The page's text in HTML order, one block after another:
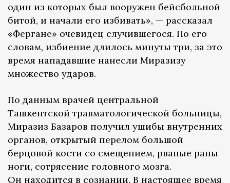
один из которых был вооружен бейсбольной
битой, и начали его избивать», — рассказал
«Фергане» очевидец случившегося. По его
словам, избиение длилось минуты три, за это
время нападавшие нанесли Миразизу
множество ударов.
По данным врачей центральной
Ташкентской травматологической больницы,
Миразиз Базаров получил ушибы внутренних
органов, открытый перелом большой
берцовой кости со смещением, рваные раны
ноги, сотрясение головного мозга.
Он находится в сознании. В настоящее время